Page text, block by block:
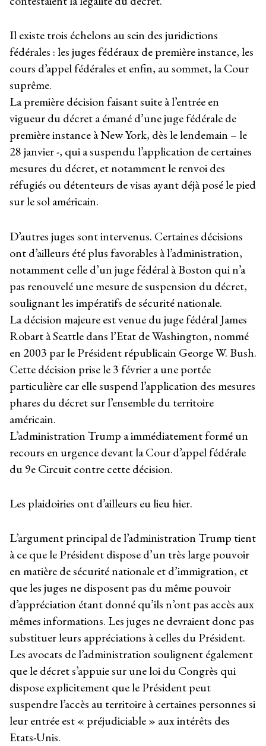
Il existe trois échelons au sein des juridictions
fédérales : les juges fédéraux de première instance, les
cours d’appel fédérales et enfin, au sommet, la Cour
suprême.
La première décision faisant suite à l’entrée en
vigueur du décret a émané d’une juge fédérale de
première instance à New York, dès le lendemain – le
28 janvier -, qui a suspendu l’application de certaines
mesures du décret, et notamment le renvoi des
réfugiés ou détenteurs de visas ayant déjà posé le pied
sur le sol américain.
D’autres juges sont intervenus. Certaines décisions
ont d’ailleurs été plus favorables à l’administration,
notamment celle d’un juge fédéral à Boston qui n’a
pas renouvelé une mesure de suspension du décret,
soulignant les impératifs de sécurité nationale.
La décision majeure est venue du juge fédéral James
Robart à Seattle dans l’Etat de Washington, nommé
en 2003 par le Président républicain George W. Bush.
Cette décision prise le 3 février a une portée
particulière car elle suspend l’application des mesures
phares du décret sur l’ensemble du territoire
américain.
L’administration Trump a immédiatement formé un
recours en urgence devant la Cour d’appel fédérale
du 9e Circuit contre cette décision.
Les plaidoiries ont d’ailleurs eu lieu hier.
L’argument principal de l’administration Trump tient
à ce que le Président dispose d’un très large pouvoir
en matière de sécurité nationale et d’immigration, et
que les juges ne disposent pas du même pouvoir
d’appréciation étant donné qu’ils n’ont pas accès aux
mêmes informations. Les juges ne devraient donc pas
substituer leurs appréciations à celles du Président.
Les avocats de l’administration soulignent également
que le décret s’appuie sur une loi du Congrès qui
dispose explicitement que le Président peut
suspendre l’accès au territoire à certaines personnes si
leur entrée est « préjudiciable » aux intérêts des
Etats-Unis.